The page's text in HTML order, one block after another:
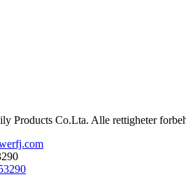
Products Co.Lta. Alle rettigheter